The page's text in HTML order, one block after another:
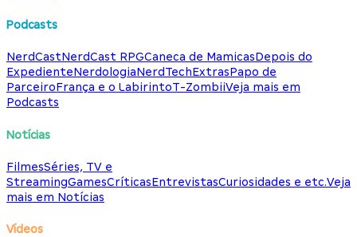
Podcasts
NerdCastNerdCast RPGCaneca de MamicasDepois do
ExpedienteNerdologiaNerdTechExtrasPapo de
ParceiroFrança e o LabirintoT-ZombiiVeja mais em
Podcasts
Notícias
FilmesSéries, TV e
StreamingGamesCríticasEntrevistasCuriosidades e etc.Veja
mais em Notícias
Vídeos